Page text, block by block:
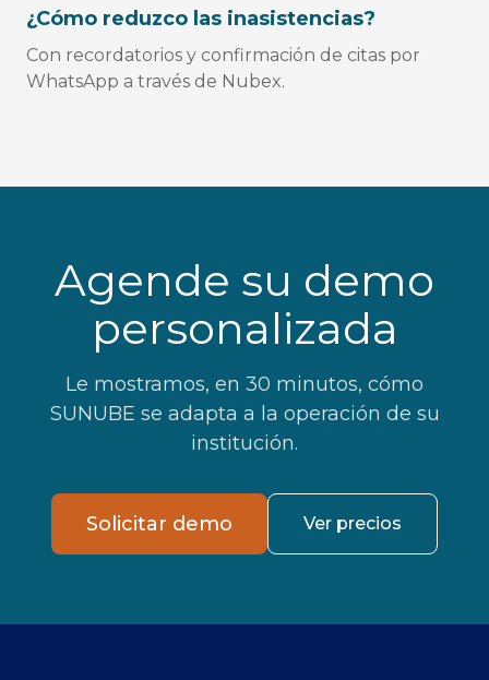
¿Cómo reduzco las inasistencias?
Con recordatorios y confirmación de citas por
WhatsApp a través de Nubex.
Agende su demo
personalizada
Le mostramos, en 30 minutos, cómo
SUNUBE se adapta a la operación de su
institución.
Solicitar demo Ver precios